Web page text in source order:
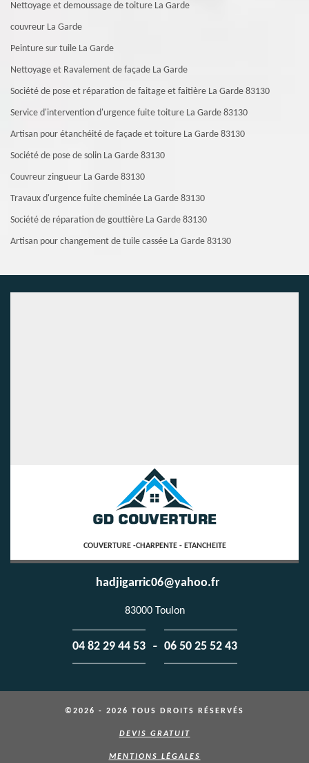
Nettoyage et demoussage de toiture La Garde
couvreur La Garde
Peinture sur tuile La Garde
Nettoyage et Ravalement de façade La Garde
Société de pose et réparation de faitage et faitière La Garde 83130
Service d'intervention d'urgence fuite toiture La Garde 83130
Artisan pour étanchéité de façade et toiture La Garde 83130
Société de pose de solin La Garde 83130
Couvreur zingueur La Garde 83130
Travaux d'urgence fuite cheminée La Garde 83130
Société de réparation de gouttière La Garde 83130
Artisan pour changement de tuile cassée La Garde 83130
COUVERTURE -CHARPENTE - ETANCHEITE
hadjigarric06@yahoo.fr
83000 Toulon
04 82 29 44 53 - 06 50 25 52 43
©2026 - 2026 TOUS DROITS RÉSERVÉS
DEVIS GRATUIT
MENTIONS LÉGALES